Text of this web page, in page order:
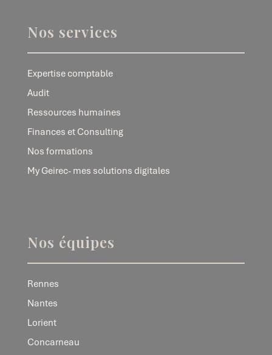
Nos services
Expertise comptable
Audit
Ressources humaines
Finances et Consulting
Nos formations
My Geirec- mes solutions digitales
Nos équipes
Rennes
Nantes
Lorient
Concarneau